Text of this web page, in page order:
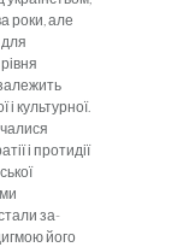
роки, але
і культурної.
і протидії
за­
його